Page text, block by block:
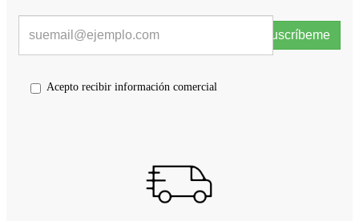
Suscríbeme
Acepto recibir información comercial